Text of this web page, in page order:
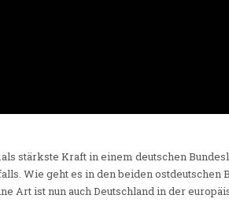
stärkste Kraft in einem deutschen
Wie geht es in den beiden ostdeutschen
Art ist nun auch Deutschland in der